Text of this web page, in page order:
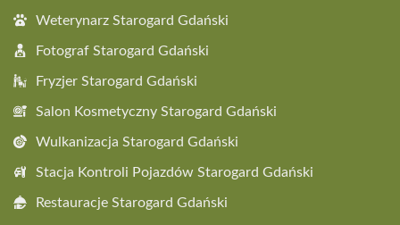
Weterynarz Starogard Gdański
Fotograf Starogard Gdański
Fryzjer Starogard Gdański
Salon Kosmetyczny Starogard Gdański
Wulkanizacja Starogard Gdański
Stacja Kontroli Pojazdów Starogard Gdański
Restauracje Starogard Gdański